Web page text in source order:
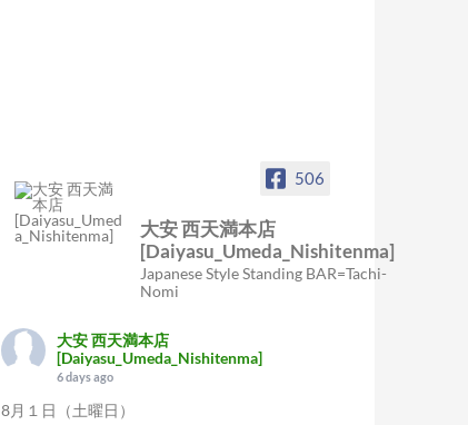
506
大安 西天満本店
[Daiyasu_Umeda_Nishitenma]
Japanese Style Standing BAR=Tachi-
Nomi
大安 西天満本店
[Daiyasu_Umeda_Nishitenma]
6 days ago
8月１日（土曜日）